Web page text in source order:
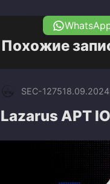
Похожие
SEC-127518.09.2024
Lazarus APT